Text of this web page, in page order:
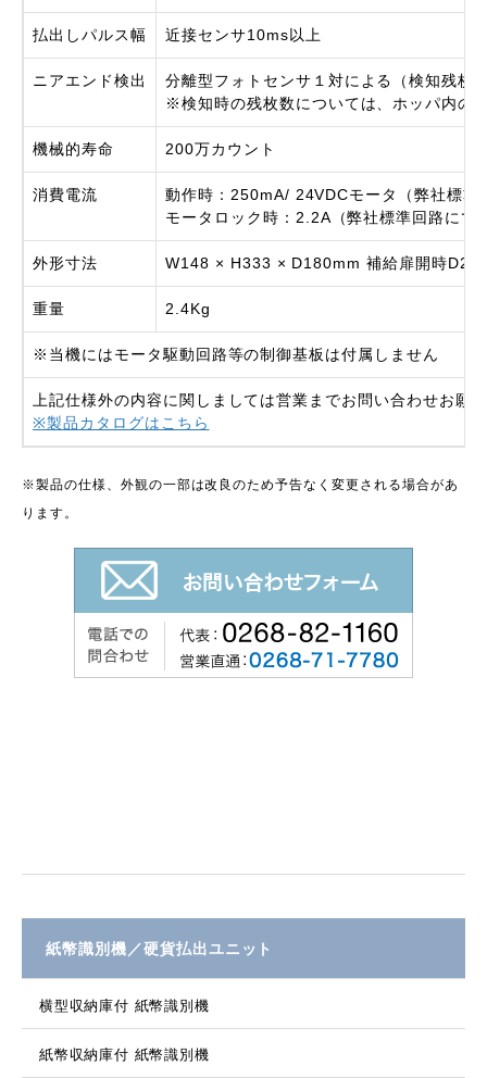
払出しパルス幅 近接センサ10ms以上
ニアエンド検出
分離型フォトセンサ１対による（検知残枚
※検知時の残枚数については、ホッパ内の
機械的寿命 200万カウント
消費電流
動作時：250mA/ 24VDCモータ（弊社標準
モータロック時：2.2A（弊社標準回路にて
外形寸法 W148 × H333 × D180mm 補給扉開時
重量 2.4Kg
※当機にはモータ駆動回路等の制御基板は付属しません
上記仕様外の内容に関しましては営業までお問い合わせお願
※製品カタログはこちら
※製品の仕様、外観の一部は改良のため予告なく変更される場合があ
ります。
紙幣識別機／硬貨払出ユニット
横型収納庫付 紙幣識別機
紙幣収納庫付 紙幣識別機